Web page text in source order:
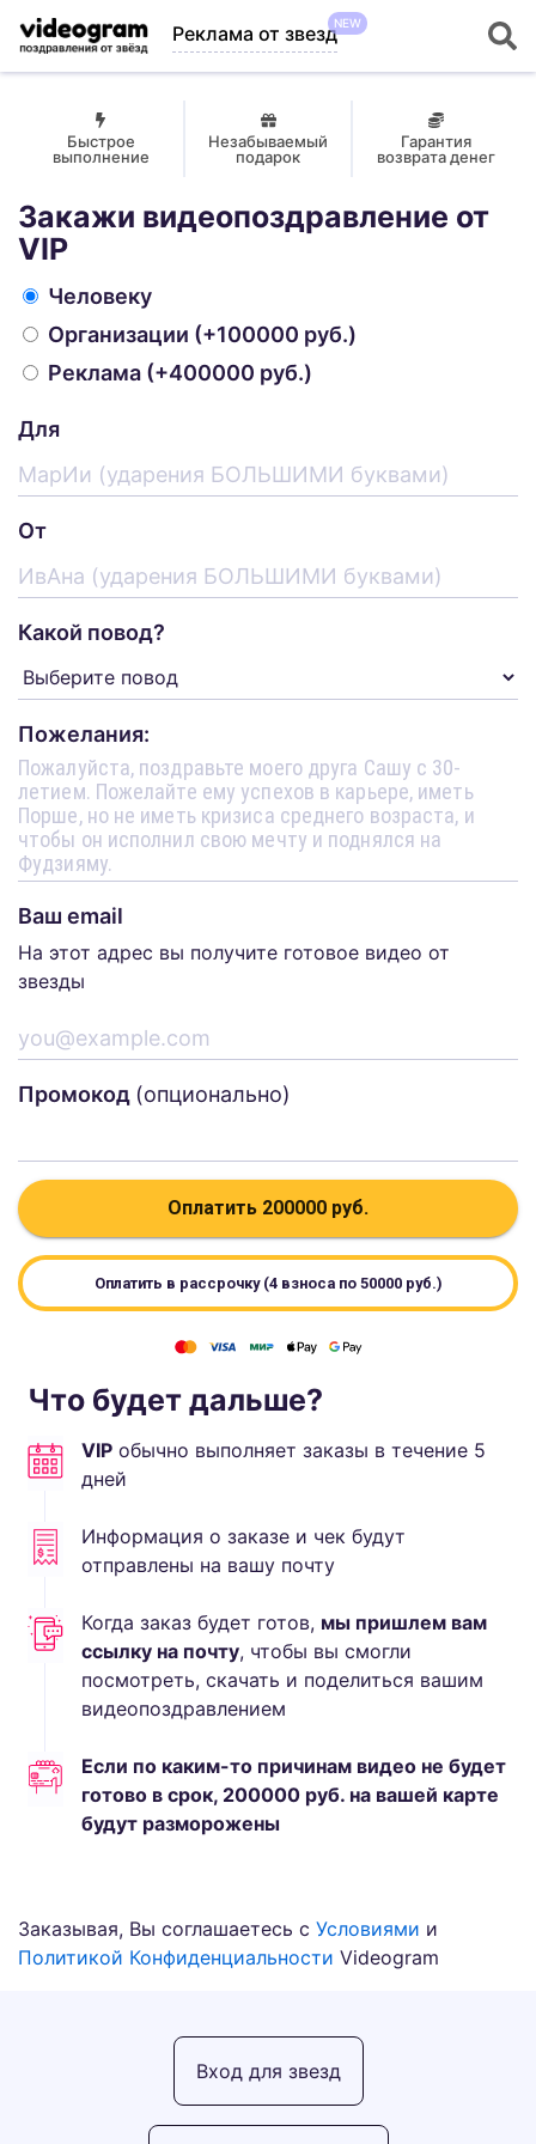
Реклама от звездNEW
Быстрое
выполнение
Незабываемый
подарок
Гарантия
возврата денег
Закажи видеопоздравление от
VIP
Человеку
Организации (+100000 руб.)
Реклама (+400000 руб.)
Для
От
Какой повод?
Пожелания:
Ваш email
На этот адрес вы получите готовое видео от
звезды
Промокод (опционально)
Оплатить 200000 руб.
Оплатить в рассрочку (4 взноса по 50000руб.)
Что будет дальше?
VIP обычно выполняет заказы в течение 5
дней
Информация о заказе и чек будут
отправлены на вашу почту
Когда заказ будет готов, мы пришлем вам
ссылку на почту, чтобы вы смогли
посмотреть, скачать и поделиться вашим
видеопоздравлением
Если по каким-то причинам видео не будет
готово в срок, 200000 руб. на вашей карте
будут разморожены
Заказывая, Вы соглашаетесь с Условиями и
Политикой Конфиденциальности Videogram
Вход для звезд